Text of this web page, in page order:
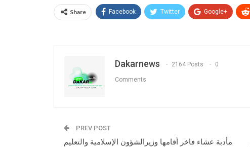
Share Facebook Twitter Google+
Dakarnews 2164 Posts 0
Comments
PREV POST
مأدبة عشاء فاخر أقامها وزيرالشؤون الإسلامية والتعليم